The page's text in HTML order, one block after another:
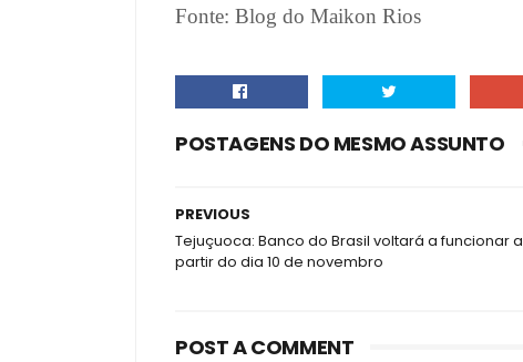
Fonte: Blog do Maikon Rios
POSTAGENS DO MESMO ASSUNTO
PREVIOUS
Tejuçuoca: Banco do Brasil voltará a funcionar a
partir do dia 10 de novembro
POST A COMMENT